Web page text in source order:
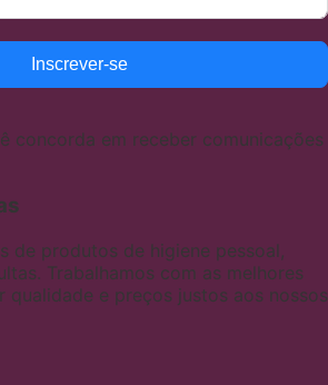
Inscrever-se
concorda em receber comunicações
de produtos de higiene pessoal,
Trabalhamos com as melhores
qualidade e preços justos aos nossos